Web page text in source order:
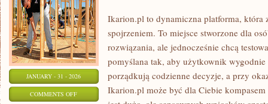
JANUARY - 31 - 2026
COMMENTS OFFON
Ikarion.pl to dynamiczna platforma, która
spojrzeniem. To miejsce stworzone dla
rozwiązania, ale jednocześnie chcą
pomyślana tak, aby użytkownik wygodnie
porządkują codzienne decyzje, a przy
Ikarion.pl może być dla Ciebie